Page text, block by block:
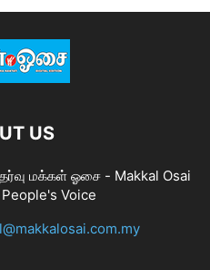
US
மக்கள் ஓசை - Makkal Osai
Voice